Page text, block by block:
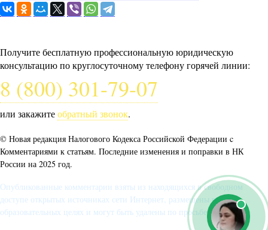
Получите бесплатную профессиональную юридическую
консультацию по круглосуточному телефону горячей линии:
8 (800) 301-79-07
или закажитеобратный звонок.
© Новая редакция Налогового Кодекса Российской Федерации c
Комментариями к статьям. Последние изменения и поправки в НК
России на 2025 год.
Опубликованные комментарии взяты из находящихся в свободном
доступе открытых источниках сети Интернет, размещены в
образовательных целях и могут быть удалены по просьбе автора.